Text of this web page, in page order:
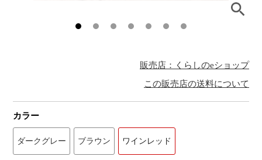
販売店：くらしのeショップ
この販売店の送料について
カラー
ダークグレー ブラウン ワインレッド